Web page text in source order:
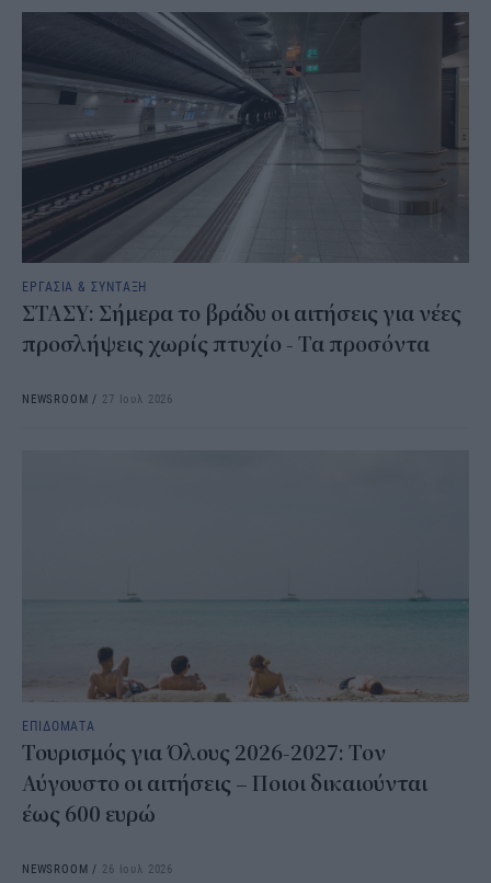
ΕΡΓΑΣΙΑ & ΣΥΝΤΑΞΗ
ΣΤΑΣΥ: Σήμερα το βράδυ οι αιτήσεις για νέες
προσλήψεις χωρίς πτυχίο - Τα προσόντα
NEWSROOM / 27 Ιουλ 2026
ΕΠΙΔΟΜΑΤΑ
Τουρισμός για Όλους 2026-2027: Τον
Αύγουστο οι αιτήσεις – Ποιοι δικαιούνται
έως 600 ευρώ
NEWSROOM / 26 Ιουλ 2026